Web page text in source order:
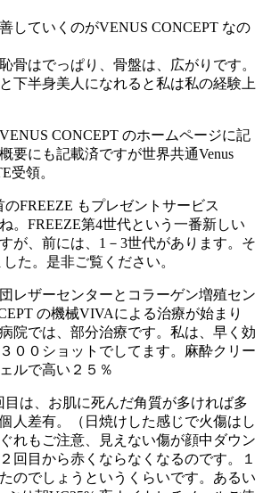
していくのがVENUS CONCEPT なの
骨はでっぱり、骨盤は、広がりです。
下半身美人になれると私は私の経験上
CONCEPT のホームページに記
要にも記載済ですが世界共通Venus
受領。
FREEZE もプレゼントサービス
。FREEZE第4世代という一番新しい
が、前には、1－3世代があります。そ
た。是非ご覧ください。
レザーセンターとコラーゲン増殖セン
の機械VIVAによる治療が始まり
院では、部分治療です。私は、早く効
００ショットでしてます。麻酔クリー
ルで高い２５％
は、お肌に死んだ角質が多ければ多
人差有。（日焼けした感じで火傷はし
れもご注意、見えない傷が顔中ダウン
回目から赤くならなくなるのです。１
のでしょうというくらいです。あるい